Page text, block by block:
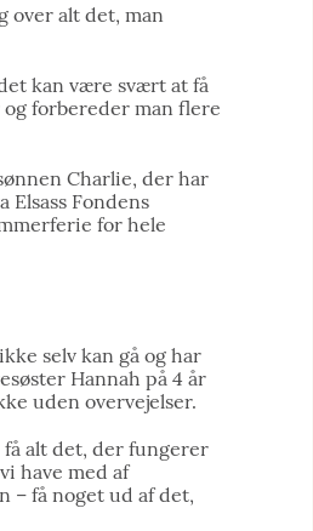
over alt det, man
kan være svært at få
forbereder man flere
Charlie, der har
Elsass Fondens
for hele
selv kan gå og har
Hannah på 4 år
uden overvejelser.
få alt det, der fungerer
have med af
– få noget ud af det,